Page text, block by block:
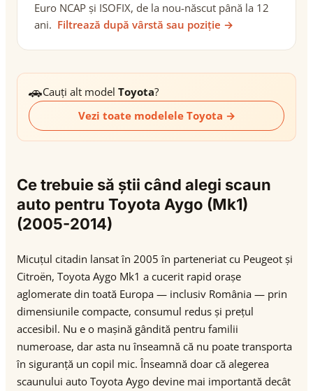
Euro NCAP și ISOFIX, de la nou-născut până la 12
ani. Filtrează după vârstă sau poziție →
🚗Cauți alt model Toyota?
Vezi toate modelele Toyota →
Ce trebuie să știi când alegi scaun
auto pentru Toyota Aygo (Mk1)
(2005-2014)
Micuțul citadin lansat în 2005 în parteneriat cu Peugeot și
Citroën, Toyota Aygo Mk1 a cucerit rapid orașe
aglomerate din toată Europa — inclusiv România — prin
dimensiunile compacte, consumul redus și prețul
accesibil. Nu e o mașină gândită pentru familii
numeroase, dar asta nu înseamnă că nu poate transporta
în siguranță un copil mic. Înseamnă doar că alegerea
scaunului auto Toyota Aygo devine mai importantă decât